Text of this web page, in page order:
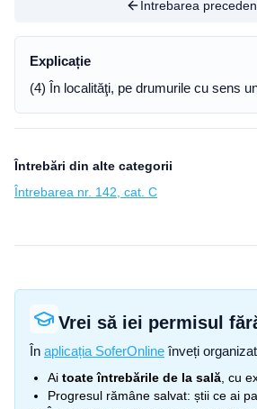
Întrebarea
Explicație
(4) În localităţi, pe drumurile cu sens
Întrebări din alte categorii
Întrebarea nr. 142, cat. C
Vrei să iei permisul
În aplicația SoferOnline înveți
Ai toate întrebările de la sală , cu
Progresul rămâne salvat: știi ce ai